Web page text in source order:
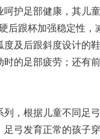
呵护足部健康，其儿
后跟杯加强稳定性，
度及后跟斜度设计的
的足部疲劳；还有
列，根据儿童不同足
足弓发育正常的孩子